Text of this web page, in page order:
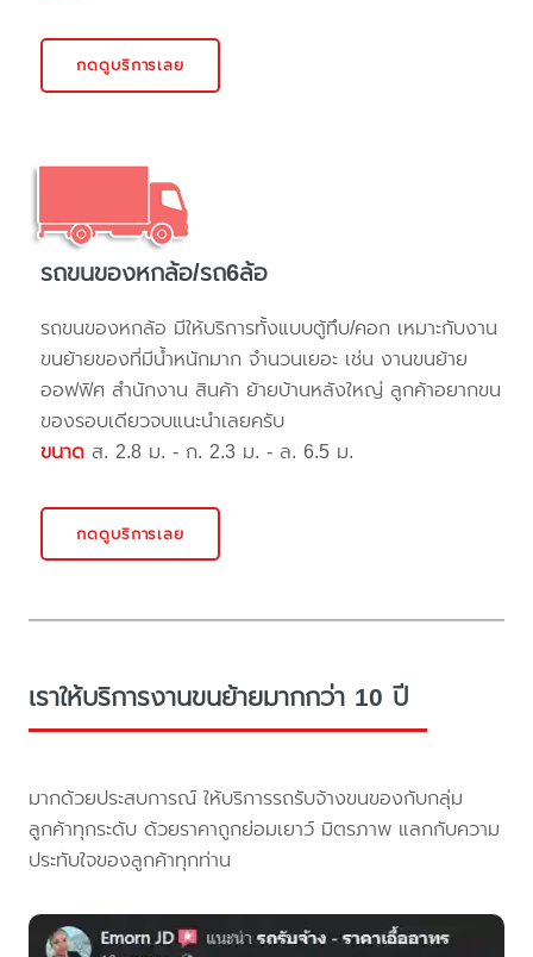
กดดูบริการเลย
รถขนของหกล้อ/รถ6ล้อ
รถขนของหกล้อ มีให้บริการทั้งแบบตู้ทึบ/คอก เหมาะกับงาน
ขนย้ายของที่มีน้ำหนักมาก จำนวนเยอะ เช่น งานขนย้าย
ออฟฟิศ สำนักงาน สินค้า ย้ายบ้านหลังใหญ่ ลูกค้าอยากขน
ของรอบเดียวจบแนะนำเลยครับ
ขนาด ส. 2.8 ม. - ก. 2.3 ม. - ล. 6.5 ม.
กดดูบริการเลย
เราให้บริการงานขนย้ายมากกว่า 10 ปี
มากด้วยประสบการณ์ ให้บริการรถรับจ้างขนของกับกลุ่ม
ลูกค้าทุกระดับ ด้วยราคาถูกย่อมเยาว์ มิตรภาพ แลกกับความ
ประทับใจของลูกค้าทุกท่าน